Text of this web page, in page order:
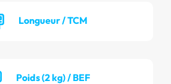
Longueur / TCM
Poids (2 kg) / BEF